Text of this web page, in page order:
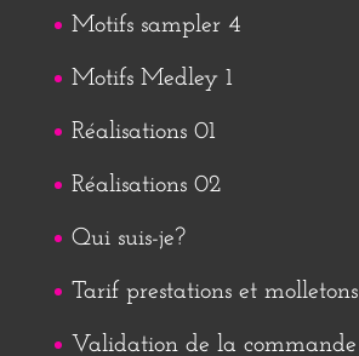
Motifs sampler 4
Motifs Medley 1
Réalisations 01
Réalisations 02
Qui suis-je?
Tarif prestations et molletons
Validation de la commande